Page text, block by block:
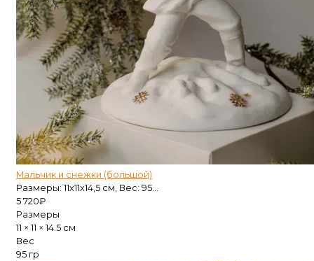
Мальчик и снежки (большой)
Размеры: 11х11х14,5 см, Вес: 95...
5 720₽
Размеры
11 × 11 × 14.5 см
Вес
95 гр